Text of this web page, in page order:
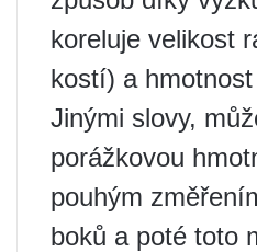
koreluje velikost
kostí) a
Jinými slovy,
porážkovou
pouhým
boků a poté toto